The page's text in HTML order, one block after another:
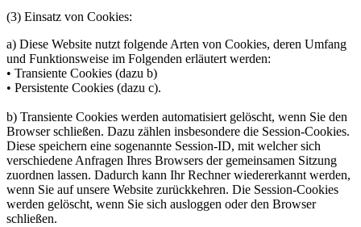
(3) Einsatz von Cookies:
a) Diese Website nutzt folgende Arten von Cookies, deren Umfang
und Funktionsweise im Folgenden erläutert werden:
• Transiente Cookies (dazu b)
• Persistente Cookies (dazu c).
b) Transiente Cookies werden automatisiert gelöscht, wenn Sie den
Browser schließen. Dazu zählen insbesondere die Session-Cookies.
Diese speichern eine sogenannte Session-ID, mit welcher sich
verschiedene Anfragen Ihres Browsers der gemeinsamen Sitzung
zuordnen lassen. Dadurch kann Ihr Rechner wiedererkannt werden,
wenn Sie auf unsere Website zurückkehren. Die Session-Cookies
werden gelöscht, wenn Sie sich ausloggen oder den Browser
schließen.